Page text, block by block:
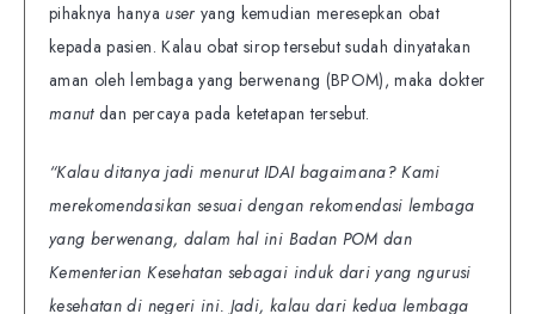
pihaknya hanya user yang kemudian meresepkan obat
kepada pasien. Kalau obat sirop tersebut sudah dinyatakan
aman oleh lembaga yang berwenang (BPOM), maka dokter
manutdan percaya pada ketetapan tersebut.
“Kalau ditanya jadi menurut IDAI bagaimana? Kami
merekomendasikan sesuai dengan rekomendasi lembaga
yang berwenang, dalam hal ini Badan POM dan
Kementerian Kesehatan sebagai induk dari yang ngurusi
kesehatan di negeri ini. Jadi, kalau dari kedua lembaga